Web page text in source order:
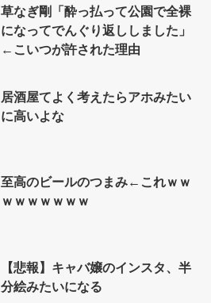
草なぎ剛「酔っ払って公園で全裸
になってでんぐり返ししました」
←こいつが許された理由
居酒屋てよく考えたらアホみたい
に高いよな
至高のビールのつまみ←これｗｗ
ｗｗｗｗｗｗｗ
【悲報】キャバ嬢のインスタ、半
分絵みたいになる